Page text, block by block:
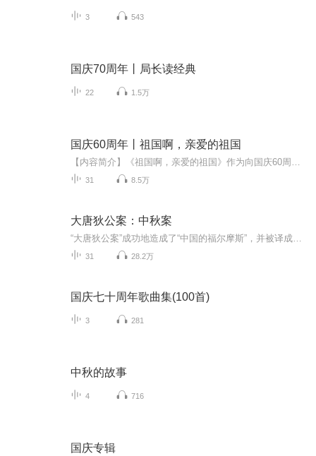
3 543
国庆70周年丨局长读经典
22 1.5万
国庆60周年丨祖国啊，亲爱的祖国
31 8.5万
大唐狄公案：中秋案
31 28.2万
国庆七十周年歌曲集(100首)
3 281
中秋的故事
4 716
国庆专辑